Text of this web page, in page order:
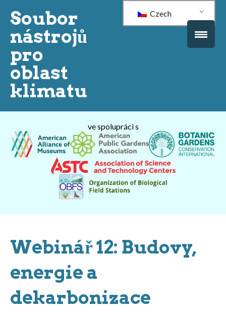
Soubor
nástrojů
pro
oblast
klimatu
Czech
ve spolupráci s
Webinář 12: Budovy,
energie a
dekarbonizace